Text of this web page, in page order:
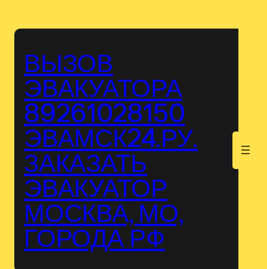
ВЫЗОВ
ЭВАКУАТОРА
89261028150
ЭВАМСК24.РУ.
ЗАКАЗАТЬ
ЭВАКУАТОР
МОСКВА, МО,
ГОРОДА РФ